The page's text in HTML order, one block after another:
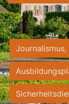
Journalismus,